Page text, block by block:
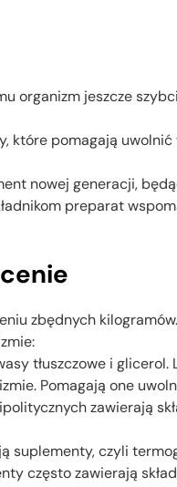
organizm jeszcze
które pomagają
nowej generacji,
preparat
zbędnych
tłuszczowe i
Pomagają one
zawierają
suplementy, czyli
często zawierają